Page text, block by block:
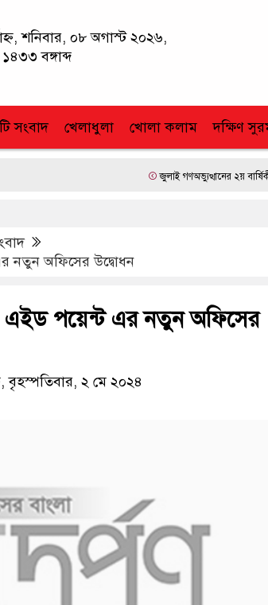
শনিবার, ০৮ অগাস্ট ২০২৬,
বঙ্গাব্দ
সংবাদ খেলাধুলা খোলা কলাম দক্ষিণ
জুলাই গণঅভ্যুত্থানের ২য় বার্ষিকীতে
নতুন অফিসের উদ্বোধন
এইড পয়েন্ট এর নতুন অফিসের
২ মে ২০২৪